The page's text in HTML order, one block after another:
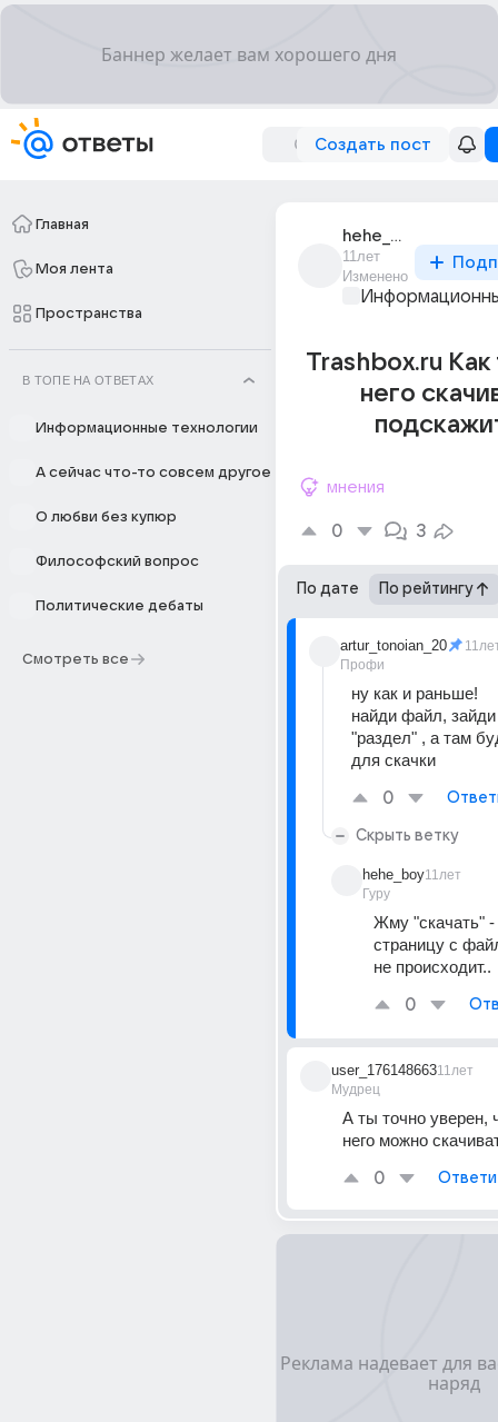
Создать пост
Главная
Моя лента
Пространства
В ТОПЕ НА ОТВЕТАХ
Информационные технологии
А сейчас что-то совсем другое
О любви без купюр
Философский вопрос
Политические дебаты
Смотреть все
hehe_boy
11лет
Изменено
Trashbox.ru Как
него
мнения
0 3
По дате По рейтингу
artur_tonoian_20
Профи
ну как и раньше!
найди файл, зайди
"раздел" , а там
для скачки
0
Скрыть ветку
hehe_boy
Гуру
11лет
Жму "скачать" -
страницу с
не происходит..
0
user_176148663
Мудрец
11лет
А ты точно уверен,
него можно
0